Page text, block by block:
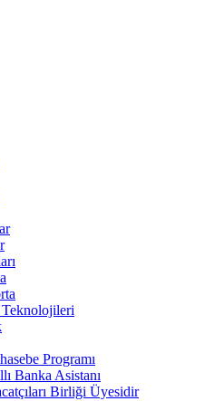
Programı
Banka Asistanı
Birliği Üyesidir